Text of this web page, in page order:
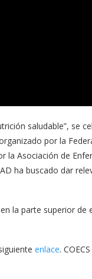
saludable”, se
por la
la Asociación de
ha buscado dar
la parte superior de
enlace. COECS